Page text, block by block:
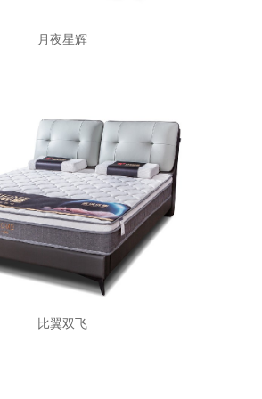
月夜星辉
比翼双飞